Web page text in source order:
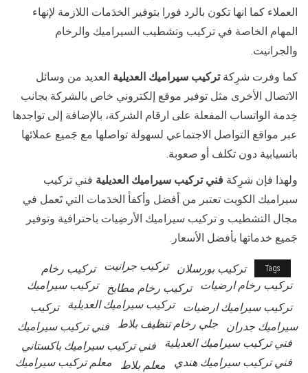
العملاء كما انها تكون بالرد فورا بتوفير الخدَمات اللازمة لإنهاء
المهام الخاصة في تركيب وتشطيب السيراميك والرخام
والجرانيت.
كما وفرت شرِكةتركيب سيراميك العديلية العديد من وسائل
الاتصال الأخرى مثل توفير موقع إلكتروني خاص بالشركة بجانب
خِدمة الواتساب المفعلة على ارقام الشركة، بالإضافة إلى تواجدها
عبر مواقع التواصل الاجتماعي لسهولة تواصلها مع جَميع عملائها
بانسيابية دون تكلف أو صعوبة.
ولهذا فإن شرِكة فني تركيب سيراميك العديلية فني تركيب
سيراميك الكويت تعتبر من أفضل وأكفأ الخدَمات التي تَعمل في
مجال التشطيب و تركيب سيراميك الأرضِيات باحترافية وتوفير
جَميع خدماتها بأفضل الأسعار.
Tags تركيب بورسلان تركيب جرانيت
تركيب رخام
تركيب رخام ارضيات
تركيب رخام مطابخ
تركيب سيراميك
تركيب سيراميك ارضيات
تركيب سيراميك العديلية
تركيب
سيراميك جدران
جلي رخام تنظيف بلاط
فني تركيب سيراميك
فني تركيب سيراميك العديلية
فني تركيب سيراميك باكستاني
فني تركيب سيراميك هندي
معلم بلاط معلم تركيب سيراميك